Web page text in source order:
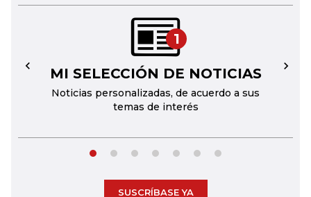
1
MI SELECCIÓN DE NOTICIAS
Noticias personalizadas, de acuerdo a sus
temas de interés
← →
SUSCRÍBASE YA